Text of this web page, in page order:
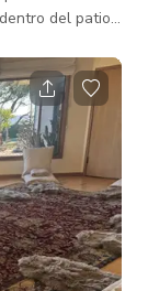
del patio
y una
una
de estar y